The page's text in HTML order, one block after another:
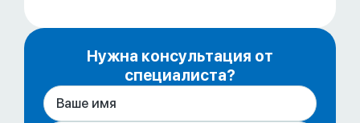
Нужна консультация от
специалиста?